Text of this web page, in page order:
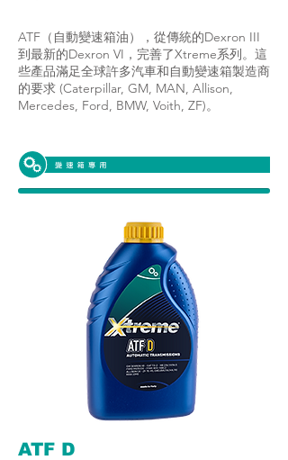
ATF（自動變速箱油），從傳統的Dexron III
到最新的Dexron VI，完善了Xtreme系列。這
些產品滿足全球許多汽車和自動變速箱製造商
的要求 (Caterpillar, GM, MAN, Allison,
Mercedes, Ford, BMW, Voith, ZF)。
ATF D